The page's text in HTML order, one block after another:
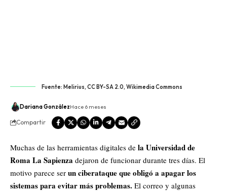
Fuente: Melirius, CC BY-SA 2.0, Wikimedia Commons
Dariana GonzálezHace 6 meses
Compartir
Muchas de las herramientas digitales de la Universidad de
Roma La Sapienza dejaron de funcionar durante tres días. El
motivo parece ser un ciberataque que obligó a apagar los
sistemas para evitar más problemas. El correo y algunas